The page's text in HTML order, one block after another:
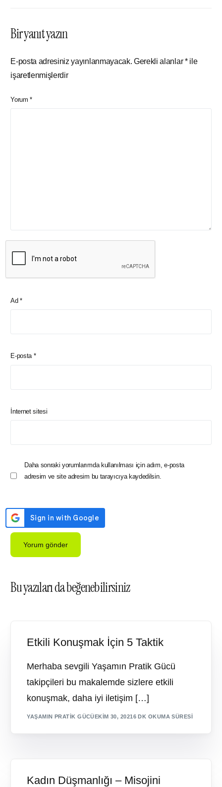
Bir yanıt yazın
E-posta adresiniz yayınlanmayacak. Gerekli alanlar*ile
işaretlenmişlerdir
Yorum*
Ad*
E-posta *
İnternet sitesi
Daha sonraki yorumlarımda kullanılması için adım, e-posta
adresim ve site adresim bu tarayıcıya kaydedilsin.
Bu yazıları da beğenebilirsiniz
Etkili Konuşmak İçin 5 Taktik
Merhaba sevgili Yaşamın Pratik Gücü
takipçileri bu makalemde sizlere etkili
konuşmak, daha iyi iletişim […]
YAŞAMIN PRATIK GÜCÜEKIM 30, 20216 DK OKUMA SÜRESI
Kadın Düşmanlığı – Misojini